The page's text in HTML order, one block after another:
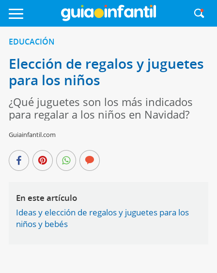
EDUCACIÓN
Elección de regalos y juguetes
para los niños
¿Qué juguetes son los más indicados
para regalar a los niños en Navidad?
Guiainfantil.com
En este artículo
Ideas y elección de regalos y juguetes para los
niños y bebés